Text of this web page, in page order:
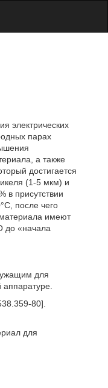
электрических
парах
а также
достигается
(1-5 мкм) и
в присутствии
после чего
имеют
до «начала
для
80].
для